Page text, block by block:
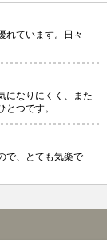
れています。日々
になりにくく、また
とつです。
で、とても気楽で